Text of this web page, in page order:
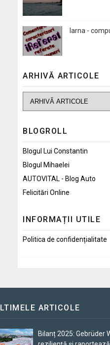
Iarna -
ARHIVĂ ARTICOLE
BLOGROLL
Blogul Lui Constantin
Blogul Mihaelei
AUTOVITAL - Blog Auto
Felicitări Online
INFORMAȚII UTILE
Politica de confidențialitate
ARTICOLE
Bilanț 2025: Gebrüder